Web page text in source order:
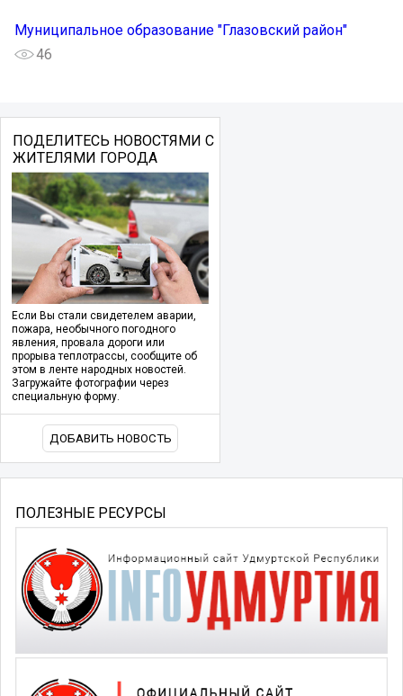
Муниципальное образование "Глазовский район"
46
ПОДЕЛИТЕСЬ НОВОСТЯМИ С
ЖИТЕЛЯМИ ГОРОДА
Если Вы стали свидетелем аварии,
пожара, необычного погодного
явления, провала дороги или
прорыва теплотрассы, сообщите об
этом в ленте народных новостей.
Загружайте фотографии через
специальную форму.
ДОБАВИТЬ НОВОСТЬ
ПОЛЕЗНЫЕ РЕСУРСЫ